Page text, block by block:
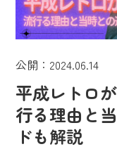
公開：2024.06.14
平成レトロ
行る理由と
ドも解説